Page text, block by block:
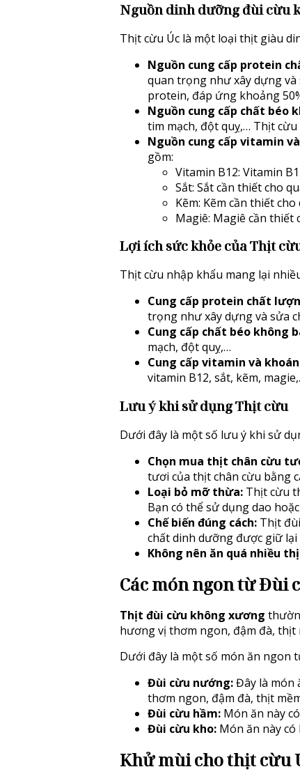
Nguồn dinh dưỡng đùi cừu
Thịt cừu Úc là một loại thịt giàu
Nguồn cung cấp protein
quan trọng như xây dựng và
protein, đáp ứng khoảng
Nguồn cung cấp chất béo
tim mạch, đột quỵ,… Thịt
Nguồn cung cấp vitamin
gồm:
Vitamin B12: Vitamin
Sắt: Sắt cần thiết cho
Kẽm: Kẽm cần thiết
Magiê: Magiê cần thiết
Lợi ích sức khỏe củaThịt
Thịt cừu nhập khẩu mang lại
Cung cấp protein chất
trọng như xây dựng và sửa
Cung cấp chất béo không
mạch, đột quỵ,…
Cung cấp vitamin và
vitamin B12, sắt, kẽm,
Lưu ý khi sử dụngThịt cừu
Dưới đây là một số lưu ý khi sử
Chọn mua thịt chân cừu
tươi của thịt chân cừu bằng
Loại bỏ mỡ thừa: Thịt cừu
Bạn có thể sử dụng dao
Chế biến đúng cách: Thịt
chất dinh dưỡng được giữ lại
Không nên ăn quá nhiều
Các món ngon từ Đùi
Thịt đùi cừu không xương
hương vị thơm ngon, đậm đà,
Dưới đây là một số món ăn ngon
Đùi cừu nướng:Đây là món
thơm ngon, đậm đà, thịt
Đùi cừu hầm: Món ăn này
Đùi cừu kho: Món ăn này
Khử mùi cho thịt cừu